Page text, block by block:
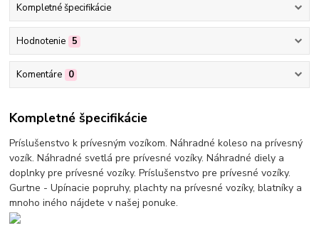
Kompletné špecifikácie
Hodnotenie 5
Komentáre 0
Kompletné špecifikácie
Príslušenstvo k prívesným vozíkom. Náhradné koleso na prívesný
vozík. Náhradné svetlá pre prívesné vozíky. Náhradné diely a
doplnky pre prívesné vozíky. Príslušenstvo pre prívesné vozíky.
Gurtne - Upínacie popruhy, plachty na prívesné vozíky, blatníky a
mnoho iného nájdete v našej ponuke.